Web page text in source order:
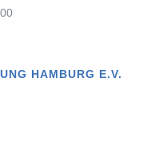
HAMBURG E.V.